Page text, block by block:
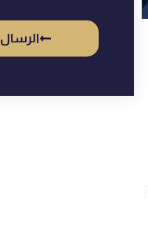
الرسال